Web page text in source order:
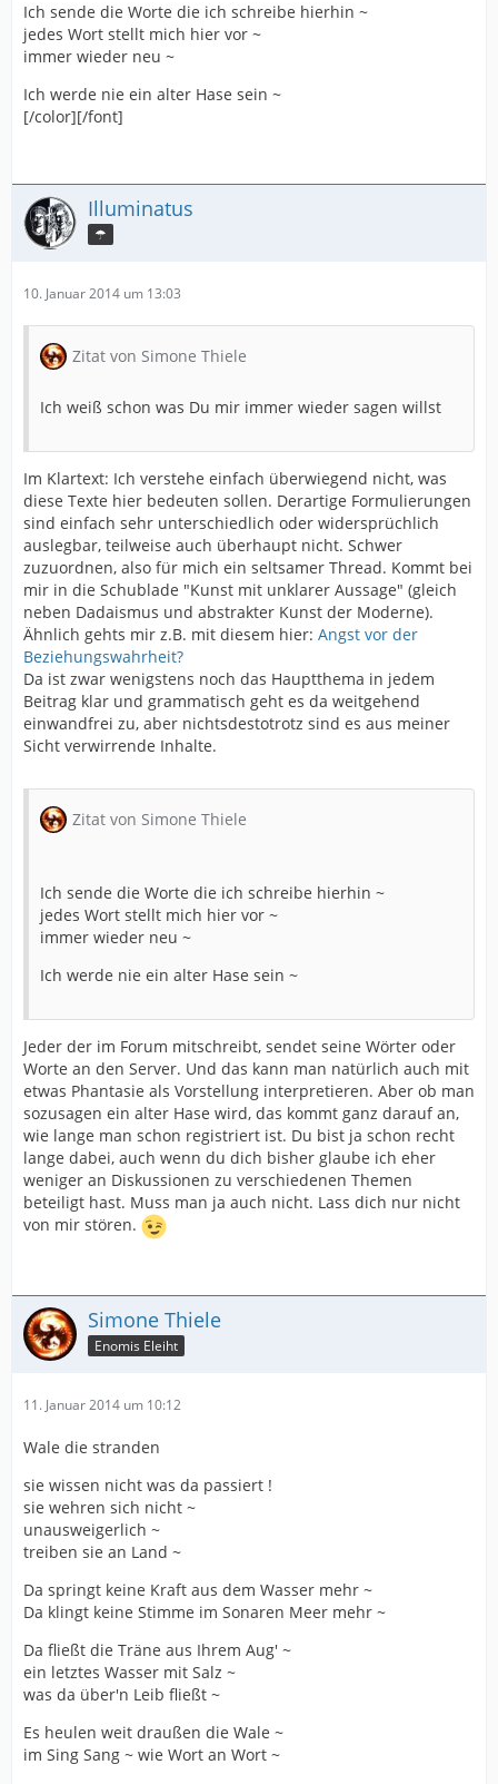
Ich sende die Worte die ich schreibe hierhin ~
jedes Wort stellt mich hier vor ~
immer wieder neu ~
Ich werde nie ein alter Hase sein ~
[/color][/font]
Illuminatus
☂
10. Januar 2014 um 13:03
Zitat von Simone Thiele
Ich weiß schon was Du mir immer wieder sagen willst
Im Klartext: Ich verstehe einfach überwiegend nicht, was
diese Texte hier bedeuten sollen. Derartige Formulierungen
sind einfach sehr unterschiedlich oder widersprüchlich
auslegbar, teilweise auch überhaupt nicht. Schwer
zuzuordnen, also für mich ein seltsamer Thread. Kommt bei
mir in die Schublade "Kunst mit unklarer Aussage" (gleich
neben Dadaismus und abstrakter Kunst der Moderne).
Ähnlich gehts mir z.B. mit diesem hier: Angst vor der
Beziehungswahrheit?
Da ist zwar wenigstens noch das Hauptthema in jedem
Beitrag klar und grammatisch geht es da weitgehend
einwandfrei zu, aber nichtsdestotrotz sind es aus meiner
Sicht verwirrende Inhalte.
Zitat von Simone Thiele
Ich sende die Worte die ich schreibe hierhin ~
jedes Wort stellt mich hier vor ~
immer wieder neu ~
Ich werde nie ein alter Hase sein ~
Jeder der im Forum mitschreibt, sendet seine Wörter oder
Worte an den Server. Und das kann man natürlich auch mit
etwas Phantasie als Vorstellung interpretieren. Aber ob man
sozusagen ein alter Hase wird, das kommt ganz darauf an,
wie lange man schon registriert ist. Du bist ja schon recht
lange dabei, auch wenn du dich bisher glaube ich eher
weniger an Diskussionen zu verschiedenen Themen
beteiligt hast. Muss man ja auch nicht. Lass dich nur nicht
von mir stören.
Simone Thiele
Enomis Eleiht
11. Januar 2014 um 10:12
Wale die stranden
sie wissen nicht was da passiert !
sie wehren sich nicht ~
unausweigerlich ~
treiben sie an Land ~
Da springt keine Kraft aus dem Wasser mehr ~
Da klingt keine Stimme im Sonaren Meer mehr ~
Da fließt die Träne aus Ihrem Aug' ~
ein letztes Wasser mit Salz ~
was da über'n Leib fließt ~
Es heulen weit draußen die Wale ~
im Sing Sang ~ wie Wort an Wort ~